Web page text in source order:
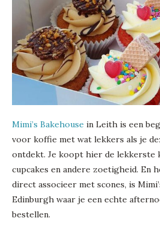
Mimi’s Bakehouse in Leith is een
voor koffie met wat lekkers als je
ontdekt. Je koopt hier de lekkerste
cupcakes en andere zoetigheid. En
direct associeer met scones, is
Edinburgh waar je een echte
bestellen.